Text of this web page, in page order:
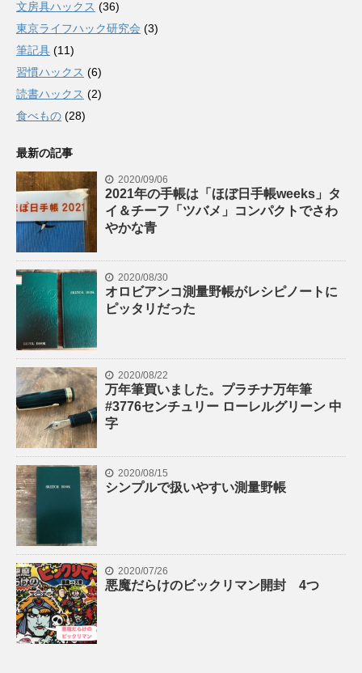
文房具ハックス (36)
東京ライフハック研究会 (3)
筆記具 (11)
習慣ハックス (6)
読書ハックス (2)
食べもの (28)
最新の記事
2020/09/06
2021年の手帳は「ほぼ日手帳weeks」タ
イ＆チーフ「ツバメ」コンパクトでさわ
やかな青
2020/08/30
オロビアンコ測量野帳がレシピノートに
ピッタリだった
2020/08/22
万年筆買いました。プラチナ万年筆
#3776センチュリー ローレルグリーン 中
字
2020/08/15
シンプルで扱いやすい測量野帳
2020/07/26
悪魔だらけのビックリマン開封 4つ